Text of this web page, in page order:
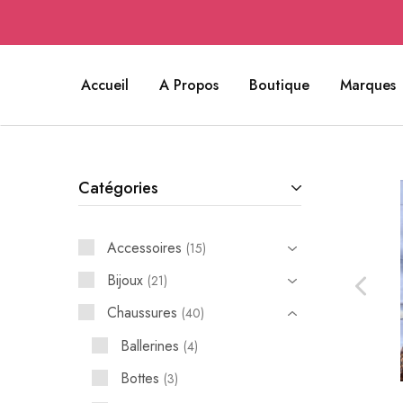
Accueil A Propos Boutique Marques
Catégories
Accessoires 15
Bijoux 21
Chaussures 40
Ballerines 4
Bottes 3